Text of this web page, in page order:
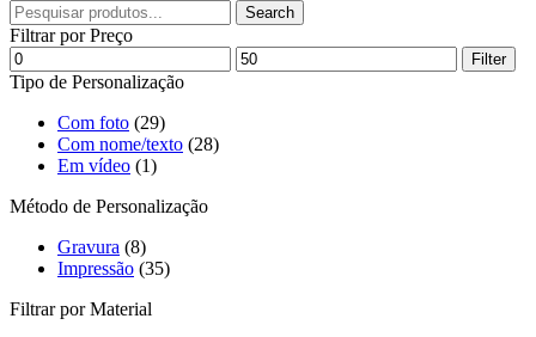
Search
Filtrar por Preço
Filter
Tipo de Personalização
Com foto (29)
Com nome/texto (28)
Em vídeo (1)
Método de Personalização
Gravura (8)
Impressão (35)
Filtrar por Material